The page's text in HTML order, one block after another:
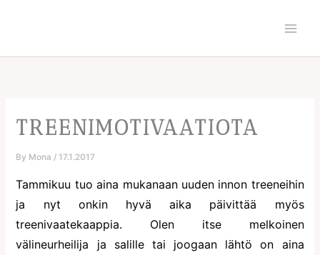
TREENIMOTIVAATIOTA
By Mona /17.1.2017
Tammikuu tuo aina mukanaan uuden innon treeneihin
ja nyt onkin hyvä aika päivittää myös
treenivaatekaappia. Olen itse melkoinen
välineurheilija ja salille tai joogaan lähtö on aina